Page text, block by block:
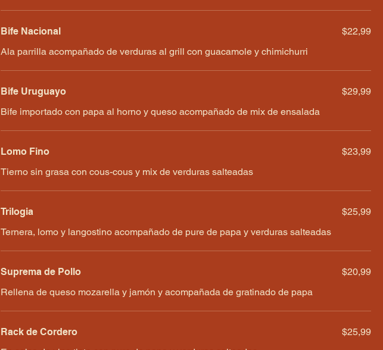
Bife Nacional
Ala parrilla acompañado de verduras al grill con guacamole y chimichurri
$22,99
Bife Uruguayo
Bife importado con papa al horno y queso acompañado de mix de ensalada
$29,99
Lomo Fino
Tierno sin grasa con cous-cous y mix de verduras salteadas
$23,99
Trilogia
Ternera, lomo y langostino acompañado de pure de papa y verduras salteadas
$25,99
Suprema de Pollo
Rellena de queso mozarella y jamón y acompañada de gratinado de papa
$20,99
Rack de Cordero
$25,99